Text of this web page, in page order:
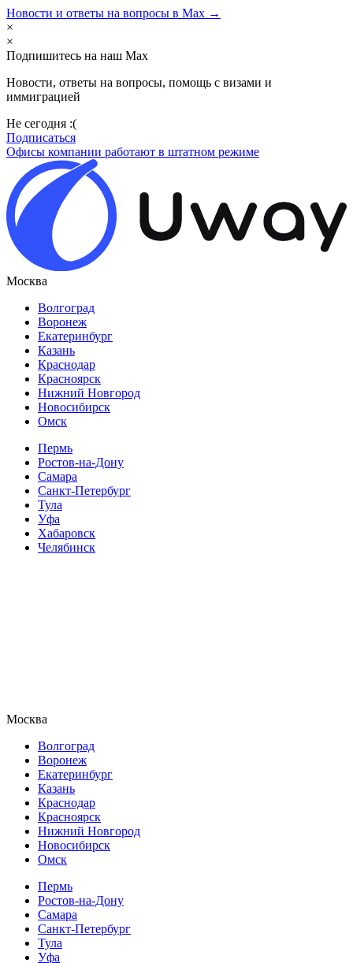
Новости и ответы на вопросы в Max →
×
×
Подпишитесь на наш Max
Новости, ответы на вопросы, помощь с визами и
иммиграцией
Не сегодня :(
Подписаться
Офисы компании работают в штатном режиме
Москва
Волгоград
Воронеж
Екатеринбург
Казань
Краснодар
Красноярск
Нижний Новгород
Новосибирск
Омск
Пермь
Ростов-на-Дону
Самара
Санкт-Петербург
Тула
Уфа
Хабаровск
Челябинск
Москва
Волгоград
Воронеж
Екатеринбург
Казань
Краснодар
Красноярск
Нижний Новгород
Новосибирск
Омск
Пермь
Ростов-на-Дону
Самара
Санкт-Петербург
Тула
Уфа